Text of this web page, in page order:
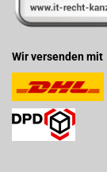
Wir versenden mit